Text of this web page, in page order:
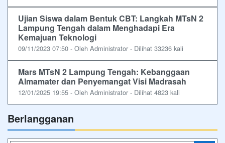
Ujian Siswa dalam Bentuk CBT: Langkah MTsN 2
Lampung Tengah dalam Menghadapi Era
Kemajuan Teknologi
09/11/2023 07:50 - Oleh Administrator - Dilihat 33236 kali
Mars MTsN 2 Lampung Tengah: Kebanggaan
Almamater dan Penyemangat Visi Madrasah
12/01/2025 19:55 - Oleh Administrator - Dilihat 4823 kali
Berlangganan